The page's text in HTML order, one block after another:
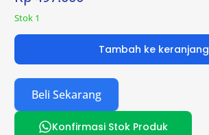
Stok 1
Tambah ke keranjang
Beli Sekarang
Konfirmasi Stok Produk